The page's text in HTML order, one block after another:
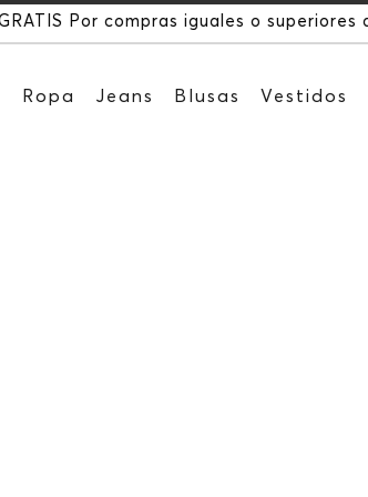
Ropa Jeans Blusas Vestidos